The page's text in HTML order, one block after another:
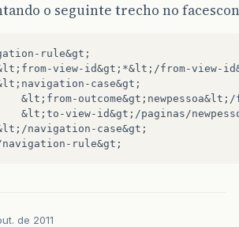
o seguinte trecho no
rule&gt;
view-id&gt;*&lt;/from-view-
case&gt;
&lt;from-
&lt;to-view-id&gt;/paginas/
navigation-case&gt;
de 2011